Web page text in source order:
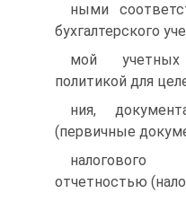
ными
бухгалтерского
мой учетных
политикой для
ния,
(первичные
отчетностью